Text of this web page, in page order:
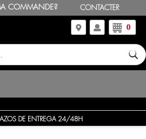
COMMANDE? CONTACTER
0
48H